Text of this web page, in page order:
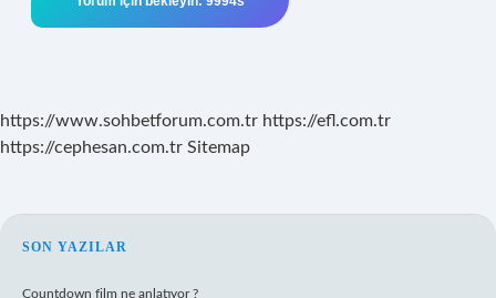
https://www.sohbetforum.com.tr https://efl.com.tr
https://cephesan.com.tr Sitemap
SIDEBAR
SON YAZILAR
Countdown film ne anlatıyor ?